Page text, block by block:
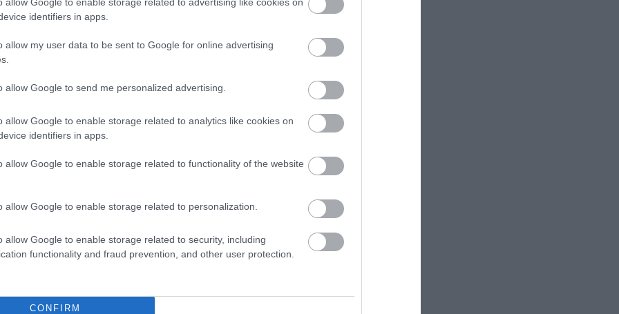
identifiers in apps.
allow my user data to be sent to Google for online advertising
allow Google to send me personalized advertising.
allow Google to enable storage related to analytics like cookies on
identifiers in apps.
allow Google to enable storage related to functionality of the website
allow Google to enable storage related to personalization.
allow Google to enable storage related to security, including
functionality and fraud prevention, and other user protection.
CONFIRM
között. Azonban a tudósok szerint az utóbbi az
cukrot és adalékanyagokat.
magyar csoki
ben, a Szerencsi Édesipari Vállalattal együtt vásárolta
jó kezekben lesz a Boci, és a
rendelkező ikonikus márka
Kft ügyvezetőjét, aki azt is megjegyezte: a Boci
számára, hogy olyan erősségeire és növekedést
a nagy népszerűségnek örvendő Balaton.